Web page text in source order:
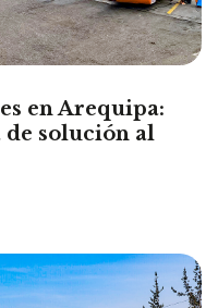
en Arequipa:
de solución al